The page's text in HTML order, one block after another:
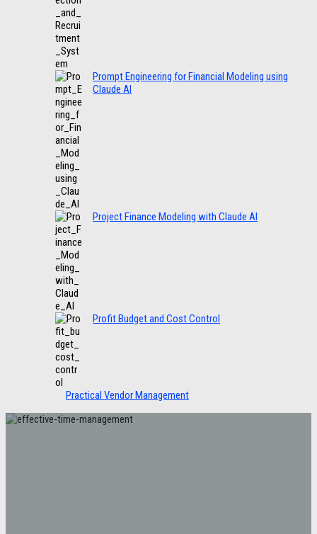
Prompt Engineering for Financial Modeling using
Claude AI
Project Finance Modeling with Claude AI
Profit Budget and Cost Control
Practical Vendor Management